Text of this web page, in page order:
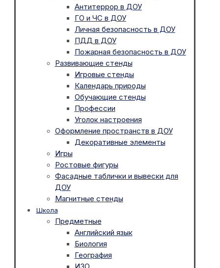
Антитеррор в ДОУ
ГО и ЧС в ДОУ
Личная безопасность в ДОУ
ПДД в ДОУ
Пожарная безопасность в ДОУ
Развивающие стенды
Игровые стенды
Календарь природы
Обучающие стенды
Профессии
Уголок настроения
Оформление пространств в ДОУ
Декоративные элементы
Игры
Ростовые фигуры
Фасадные таблички и вывески для
ДОУ
Магнитные стенды
Школа
Предметные
Английский язык
Биология
География